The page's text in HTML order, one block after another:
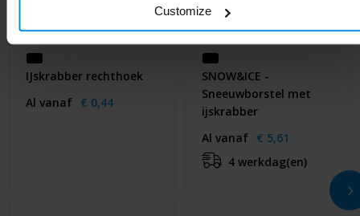
Customize
IJskrabber rechthoek
Al vanaf € 0,44
SNOW&ICE -
Sneeuwborstel met
ijskrabber
Al vanaf € 5,61
4 werkdag(en)